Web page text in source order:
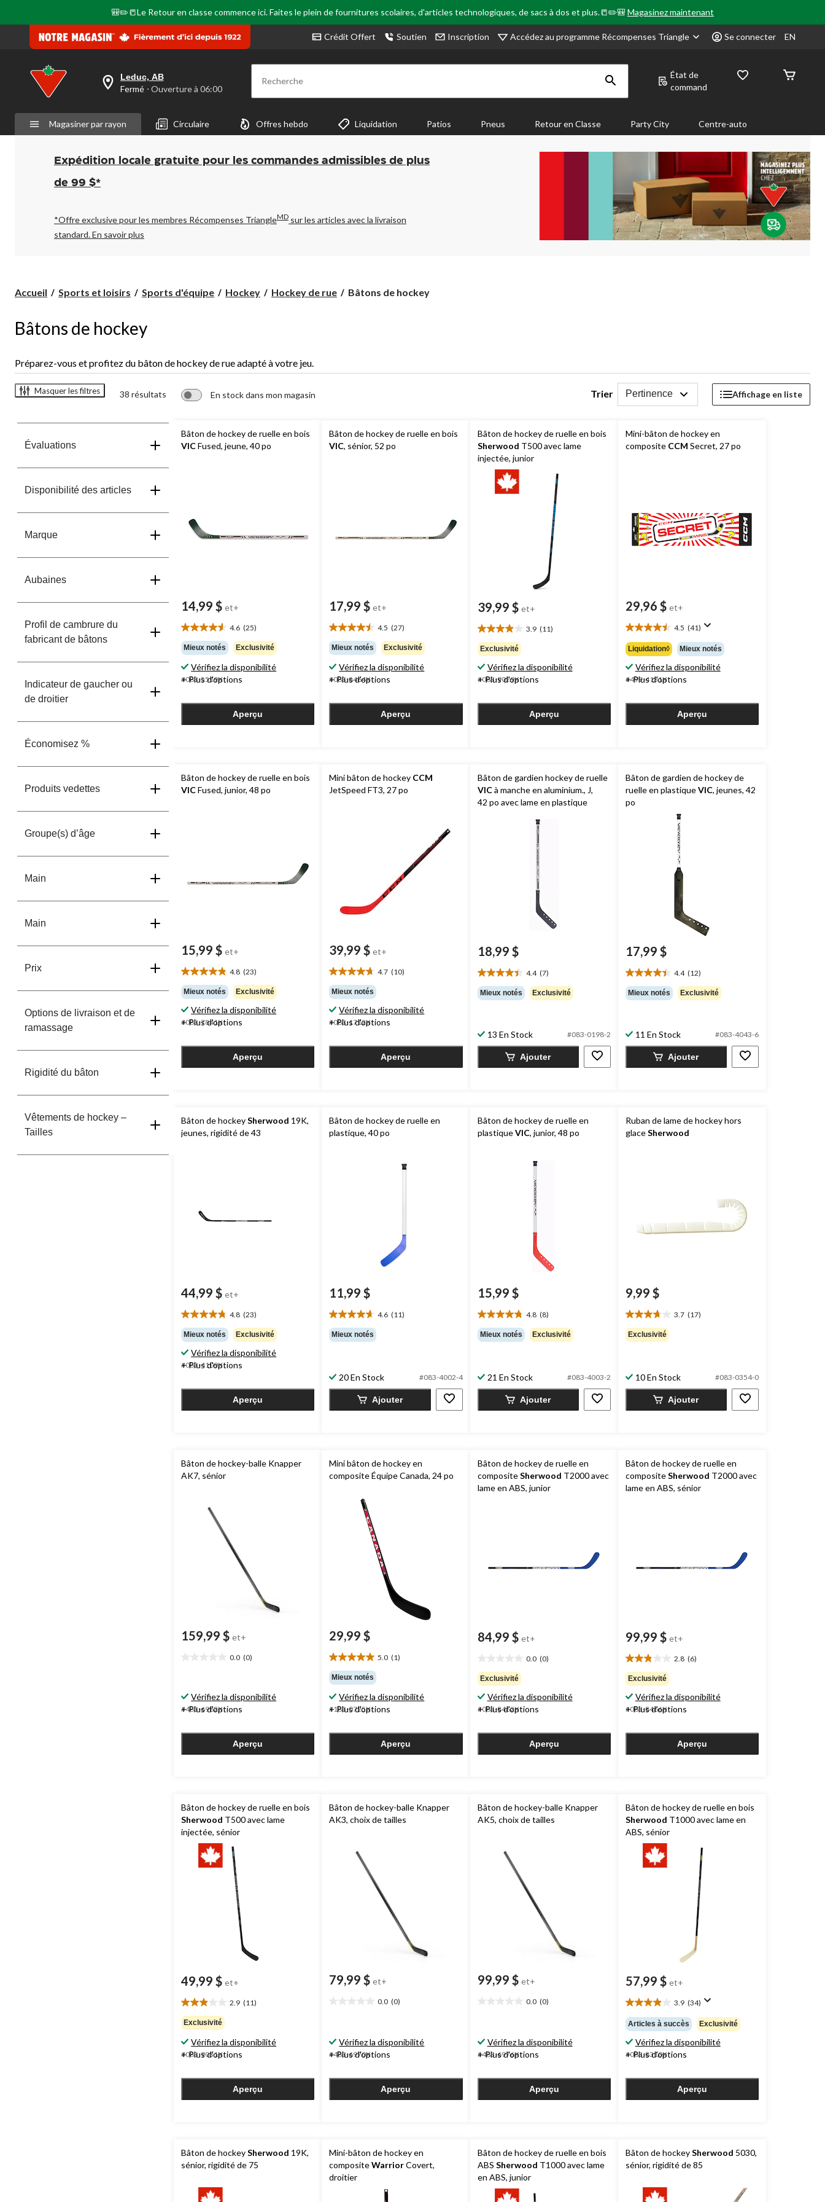
🎒✏️📒Le Retour en classe commence ici. Faites le plein de fournitures scolaires, d'articles technologiques, de sacs à dos et plus.📒✏️🎒Magasinez maintenant
Crédit Offert Soutien Inscription Accédez au programme Récompenses Triangle Se connecter EN
votre
est
Leduc,
AB,
Fermé,
Ouverture
à
pour
changer
Leduc, AB
Fermé ⋅ Ouverture à 06:00 Recherche
État de
command
Magasiner par rayon Circulaire Offres hebdo Liquidation Patios Pneus Retour en Classe Party City Centre-auto
Expédition locale gratuite pour les commandes admissibles de plus
de 99 $*
*Offre exclusive pour les membres Récompenses TriangleMD sur les articles avec la livraison
standard.En savoir plus
Accueil Sports et loisirs Sports d'équipe Hockey Hockey de rue
Bâtons
Bâtons de hockey
Bâtons de hockey
Préparez-vous et profitez du bâton de hockey de rue adapté à votre jeu.
Masquer les filtres 38 résultats En stock dans mon magasin Trier Pertinence Affichage en liste
Évaluations
Disponibilité des articles
Marque
Aubaines
Profil de cambrure du
fabricant de bâtons
Indicateur de gaucher ou
de droitier
Économisez %
Produits vedettes
Groupe(s) d’âge
Main
Main
Prix
Options de livraison et de
ramassage
Rigidité du bâton
Vêtements de hockey –
Tailles
Bâton de hockey de ruelle en bois
VICFused, jeune, 40 po
14,99 $ et+
4.6 (25)
4.6
étoile(s)
sur
5.
25
Mieux notés Exclusivité
Vérifiez la disponibilité
#083-5519X
+ Plus d'options
Aperçu
Bâton de hockey de ruelle en bois
VIC, sénior, 52 po
17,99 $ et+
4.5 (27)
4.5
étoile(s)
sur
5.
27
Mieux notés Exclusivité
Vérifiez la disponibilité
#083-8464X
+ Plus d'options
Aperçu
Bâton de hockey de ruelle en bois
Sherwood T500 avec lame
injectée, junior
39,99 $ et+
3.9 (11)
3.9
étoile(s)
sur
5.
11
Exclusivité
Vérifiez la disponibilité
#083-9029X
+ Plus d'options
Aperçu
Mini-bâton de hockey en
composite CCM Secret, 27 po
29,96 $ et+
4.5 (41)
4.5
étoile(s)
sur
5.
41
Liquidation◊ Mieux notés
Vérifiez la disponibilité
#499-4131X
+ Plus d'options
Aperçu
Bâton de hockey de ruelle en bois
VICFused, junior, 48 po
15,99 $ et+
4.8 (23)
4.8
étoile(s)
sur
5.
23
Mieux notés Exclusivité
Vérifiez la disponibilité
#083-7841X
+ Plus d'options
Aperçu
Mini bâton de hockey CCM
JetSpeed FT3, 27 po
39,99 $ et+
4.7 (10)
4.7
étoile(s)
sur
5.
10
Mieux notés
Vérifiez la disponibilité
#083-1712X
+ Plus d'options
Aperçu
Bâton de gardien hockey de ruelle
VICà manche en aluminium., J,
42 po avec lame en plastique
18,99 $
4.4 (7)
4.4
étoile(s)
sur
évaluations
Mieux notés Exclusivité
13 En Stock #083-0198-2
Ajouter
Bâton de gardien de hockey de
ruelle en plastiqueVIC, jeunes, 42
po
17,99 $
4.4 (12)
4.4
étoile(s)
sur
évaluations
Mieux notés Exclusivité
11 En Stock #083-4043-6
Ajouter
Bâton de hockeySherwood 19K,
jeunes, rigidité de 43
44,99 $ et+
4.8 (23)
4.8
étoile(s)
sur
5.
23
Mieux notés Exclusivité
Vérifiez la disponibilité
#083-4109X
+ Plus d'options
Aperçu
Bâton de hockey de ruelle en
plastique, 40 po
11,99 $
4.6 (11)
4.6
étoile(s)
sur
évaluations
Mieux notés
20 En Stock #083-4002-4
Ajouter
Bâton de hockey de ruelle en
plastiqueVIC, junior, 48 po
15,99 $
4.8 (8)
4.8
étoile(s)
sur
évaluations
Mieux notés Exclusivité
21 En Stock #083-4003-2
Ajouter
Ruban de lame de hockey hors
glaceSherwood
9,99 $
3.7 (17)
3.7
étoile(s)
sur
évaluations
Exclusivité
10 En Stock #083-0354-0
Ajouter
Bâton de hockey-balle Knapper
AK7, sénior
159,99 $ et+
0.0 (0)
5. Vérifiez la disponibilité
#483-6982X
+ Plus d'options
Aperçu
Mini bâton de hockey en
composite Équipe Canada, 24 po
29,99 $
5.0 (1)
5.0
étoile(s)
sur
5.
1
Mieux notés
Vérifiez la disponibilité
#183-0725X
+ Plus d'options
Aperçu
Bâton de hockey de ruelle en
compositeSherwood T2000 avec
lame en ABS, junior
84,99 $ et+
0.0 (0)
étoile(s)
sur
5.
Exclusivité
Vérifiez la disponibilité
#083-8462X
+ Plus d'options
Aperçu
Bâton de hockey de ruelle en
compositeSherwood T2000 avec
lame en ABS, sénior
99,99 $ et+
2.8 (6)
2.8
étoile(s)
sur
5.
6
Exclusivité
Vérifiez la disponibilité
#083-8466X
+ Plus d'options
Aperçu
Bâton de hockey de ruelle en bois
Sherwood T500 avec lame
injectée, sénior
49,99 $ et+
2.9 (11)
2.9
étoile(s)
sur
5.
11
Exclusivité
Vérifiez la disponibilité
#083-9031X
+ Plus d'options
Aperçu
Bâton de hockey-balle Knapper
AK3, choix de tailles
79,99 $ et+
0.0 (0)
5. Vérifiez la disponibilité
#483-6970X
+ Plus d'options
Aperçu
Bâton de hockey-balle Knapper
AK5, choix de tailles
99,99 $ et+
0.0 (0)
5. Vérifiez la disponibilité
#483-6976X
+ Plus d'options
Aperçu
Bâton de hockey de ruelle en bois
Sherwood T1000 avec lame en
ABS, sénior
57,99 $ et+
3.9 (34)
3.9
étoile(s)
sur
5.
34
Articles à succès Exclusivité
Vérifiez la disponibilité
#083-8310X
+ Plus d'options
Aperçu
Bâton de hockeySherwood 19K,
sénior, rigidité de 75
Mini-bâton de hockey en
compositeWarriorCovert,
droitier
Bâton de hockey de ruelle en bois
ABS Sherwood T1000 avec lame
en ABS, junior
Bâton de hockeySherwood 5030,
sénior, rigidité de 85